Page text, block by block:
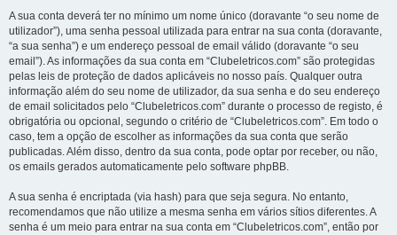
A sua conta deverá ter no mínimo um nome único (doravante “o seu nome de
utilizador”), uma senha pessoal utilizada para entrar na sua conta (doravante,
“a sua senha”) e um endereço pessoal de email válido (doravante “o seu
email”). As informações da sua conta em “Clubeletricos.com” são protegidas
pelas leis de proteção de dados aplicáveis no nosso país. Qualquer outra
informação além do seu nome de utilizador, da sua senha e do seu endereço
de email solicitados pelo “Clubeletricos.com” durante o processo de registo, é
obrigatória ou opcional, segundo o critério de “Clubeletricos.com”. Em todo o
caso, tem a opção de escolher as informações da sua conta que serão
publicadas. Além disso, dentro da sua conta, pode optar por receber, ou não,
os emails gerados automaticamente pelo software phpBB.
A sua senha é encriptada (via hash) para que seja segura. No entanto,
recomendamos que não utilize a mesma senha em vários sítios diferentes. A
senha é um meio para entrar na sua conta em “Clubeletricos.com”, então por